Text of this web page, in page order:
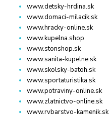
www.detsky-hrdina.sk
www.domaci-milacik.sk
www.hracky-online.sk
www.kupelna.shop
www.stonshop.sk
www.sanita-kupelne.sk
www.skolsky-batoh.sk
www.sportaturistika.sk
www.potraviny-online.sk
www.zlatnictvo-online.sk